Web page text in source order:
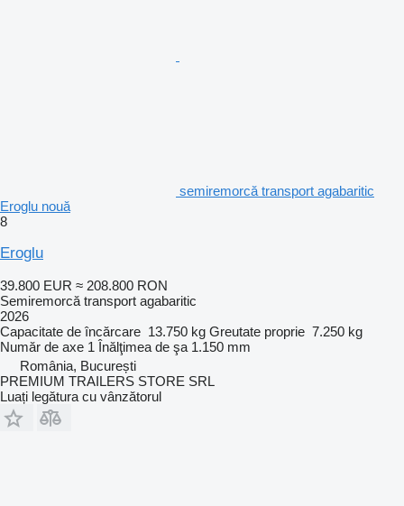
semiremorcă transport agabaritic
Eroglu nouă
8
Eroglu
39.800 EUR ≈ 208.800 RON
Semiremorcă transport agabaritic
2026
Capacitate de încărcare 13.750 kg Greutate proprie 7.250 kg
Număr de axe 1 Înălţimea de şa 1.150 mm
România, București
PREMIUM TRAILERS STORE SRL
Luați legătura cu vânzătorul